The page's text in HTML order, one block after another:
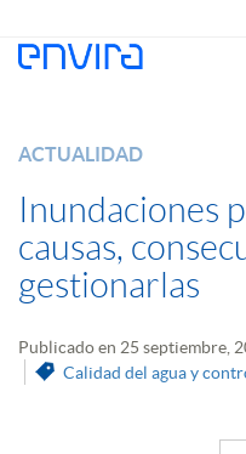
ACTUALIDAD
Inundaciones
causas,
gestionarlas
Publicado en 25 septiembre,
Calidad del agua y